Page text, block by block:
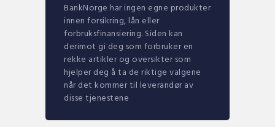
BankNorge har ingen egne produkter
innen forsikring, lån eller
forbruksfinansiering. Siden kan
derimot gi deg som forbruker en
rekke artikler og oversikter som
hjelper deg å ta de riktige valgene
når det kommer til leverandør av
disse tjenestene